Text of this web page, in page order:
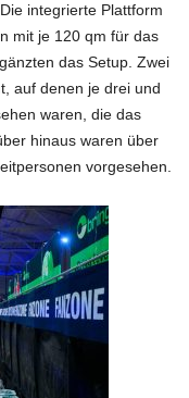
integrierte Plattform
mit je 120 qm für das
das Setup. Zwei
auf denen je drei und
waren, die das
hinaus waren über
vorgesehen.